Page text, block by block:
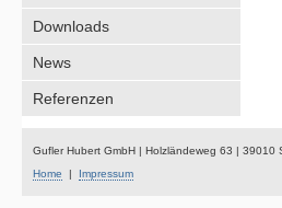
Downloads
News
Referenzen
Gufler Hubert GmbH | Holzländeweg 63 |
Home | Impressum